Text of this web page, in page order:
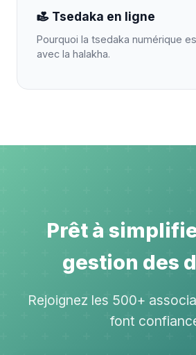
Tsedaka en ligne
Pourquoi la tsedaka numérique
avec la halakha.
Prêt à
gestion des
Rejoignez les 500+
font